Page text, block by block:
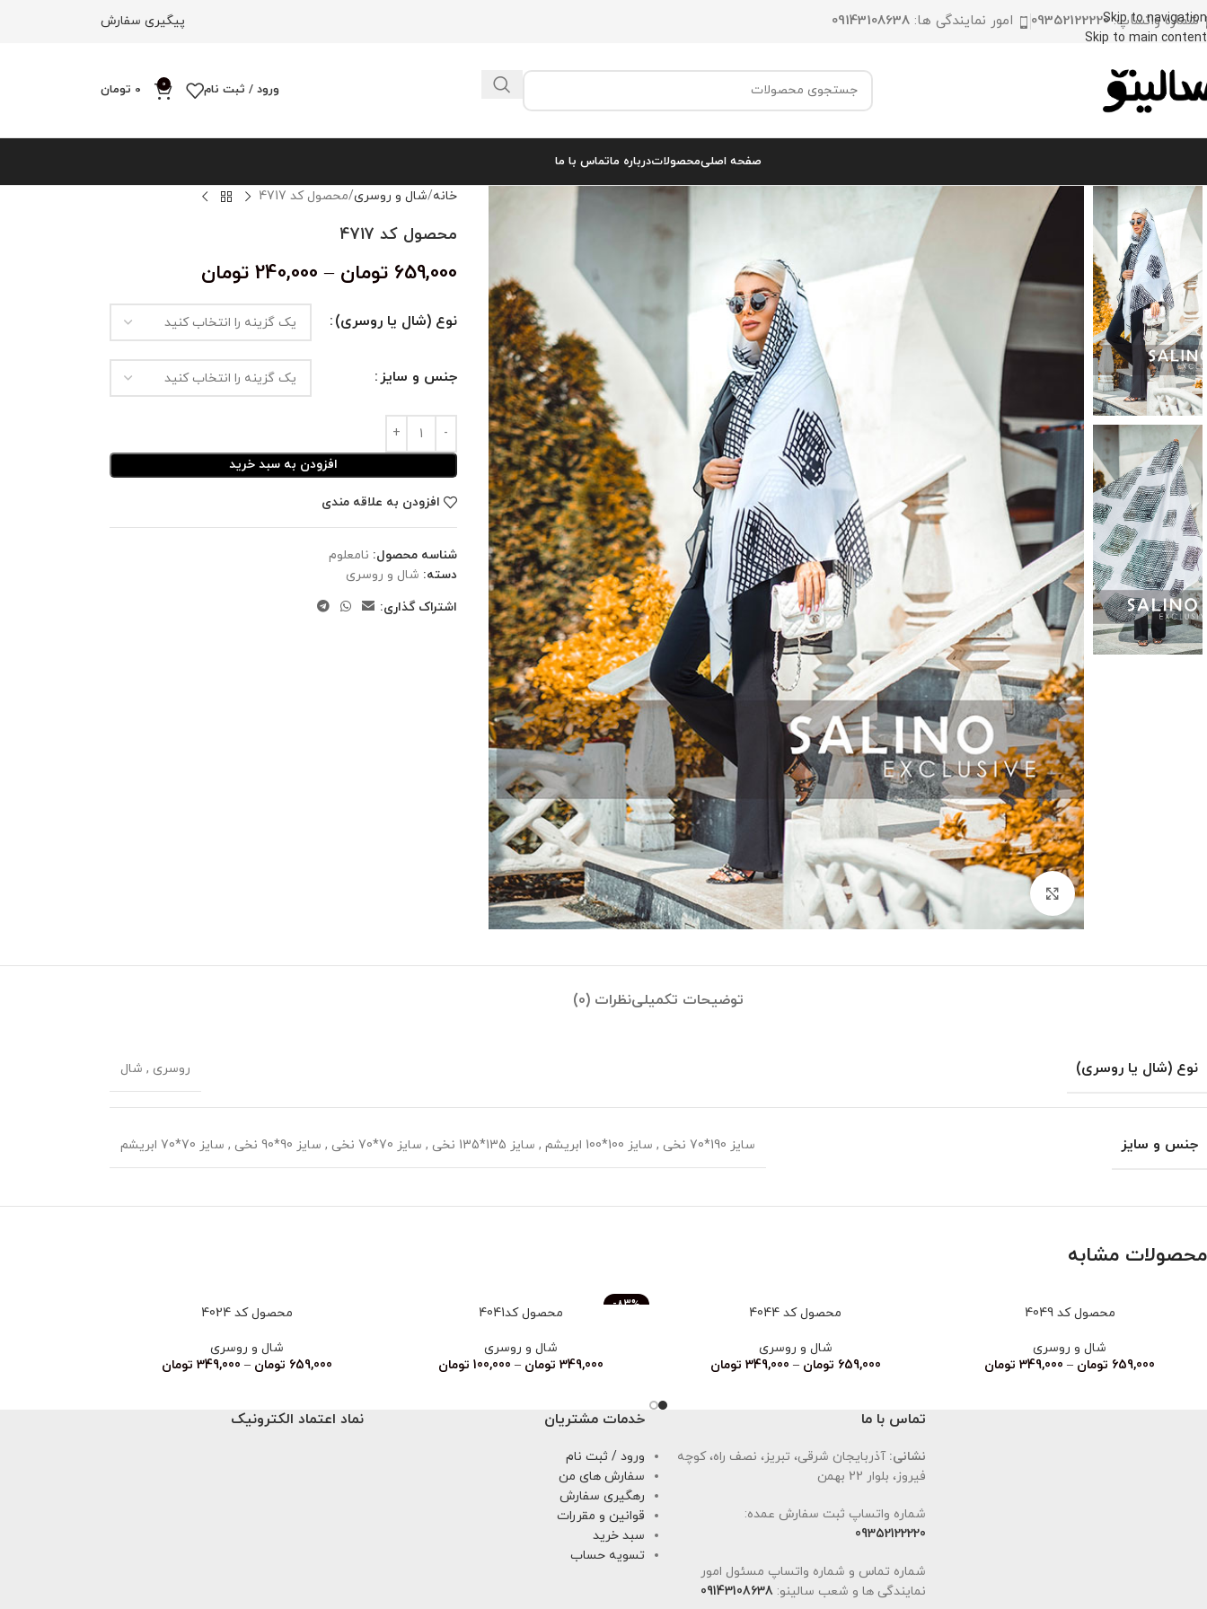
Skip to navigation
Skip to main content
شماره واتساپ:09352122220 امور نمایندگی ها: 09143108638 پیگیری سفارش
ورود / ثبت نام 0
0 تومان
صفحه اصلیمحصولاتدرباره ماتماس با ما
بزرگنمایی تصویر
خانه شال و روسری محصول کد 4717
محصول کد 4717
659,000 تومان –
240,000 تومان
نوع (شال یا روسری)
جنس و سایز
افزودن به سبد خرید
افزودن به علاقه مندی
شناسه محصول: نامعلوم
دسته: شال و روسری
اشتراک گذاری:
توضیحات تکمیلینظرات (0)
نوع (شال یا روسری) روسری , شال
جنس و سایز سایز 190*70 نخی , سایز 100*100 ابریشم , سایز 135*135 نخی , سایز 70*70 نخی , سایز 90*90 نخی , سایز 70*70 ابریشم
محصولات مشابه
محصول کد 4049
شال و روسری
659,000 تومان –
349,000 تومان
محصول کد 4044
شال و روسری
659,000 تومان –
349,000 تومان
-83%
محصول کد4041
شال و روسری
349,000 تومان –
100,000 تومان
محصول کد 4024
شال و روسری
659,000 تومان –
349,000 تومان
تماس با ما
نشانی: آذربایجان شرقی، تبریز، نصف راه، کوچه
فیروز، بلوار 22 بهمن
شماره واتساپ ثبت سفارش عمده:
09352122220
شماره تماس و شماره واتساپ مسئول امور
نمایندگی ها و شعب سالینو: 09143108638
خدمات مشتریان
ورود / ثبت نام
سفارش های من
رهگیری سفارش
قوانین و مقررات
سبد خرید
تسویه حساب
نماد اعتماد الکترونیک